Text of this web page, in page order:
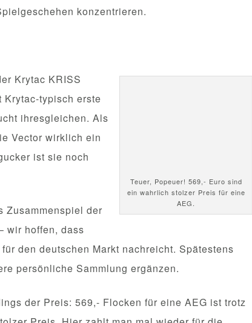
konzentrieren.
Teuer, Popeuer! 569,- Euro sind
ein wahrlich stolzer Preis für eine
AEG.
Krytac KRISS
Krytac-typisch erste
ihresgleichen. Als
Vector wirklich ein
ist sie noch
Zusammenspiel der
wir hoffen, dass
den deutschen Markt nachreicht. Spätestens
persönliche Sammlung ergänzen.
der Preis: 569,- Flocken für eine AEG ist trotz